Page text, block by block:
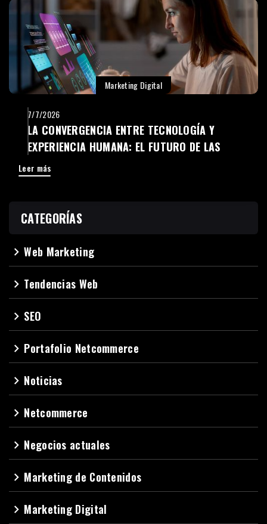
Marketing Digital
7/7/2026
LA CONVERGENCIA ENTRE TECNOLOGÍA Y
EXPERIENCIA HUMANA: EL FUTURO DE LAS
EMPRESAS DIGITALES
Leer más
CATEGORÍAS
navigate_nextWeb Marketing
navigate_next Tendencias Web
navigate_next SEO
navigate_next Portafolio Netcommerce
navigate_next Noticias
navigate_next Netcommerce
navigate_next Negocios actuales
navigate_next Marketing de Contenidos
navigate_next Marketing Digital